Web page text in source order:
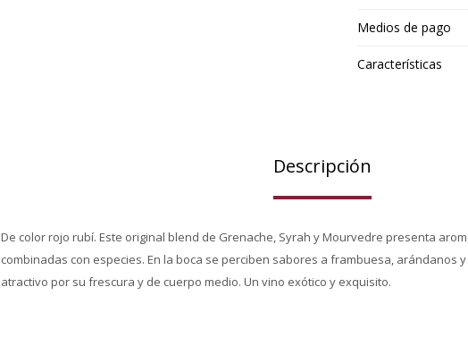
Medios de pago
Características
Descripción
De color rojo rubí. Este original blend de Grenache, Syrah y Mourvedre presenta
combinadas con especies. En la boca se perciben sabores a frambuesa, arándanos
atractivo por su frescura y de cuerpo medio. Un vino exótico y exquisito.